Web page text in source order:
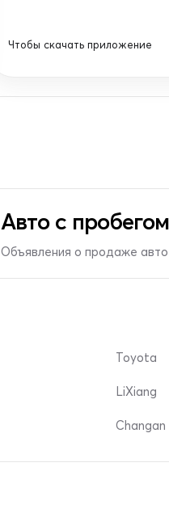
Чтобы скачать приложение
Авто с пробегом
Объявления о продаже
Toyota
LiXiang